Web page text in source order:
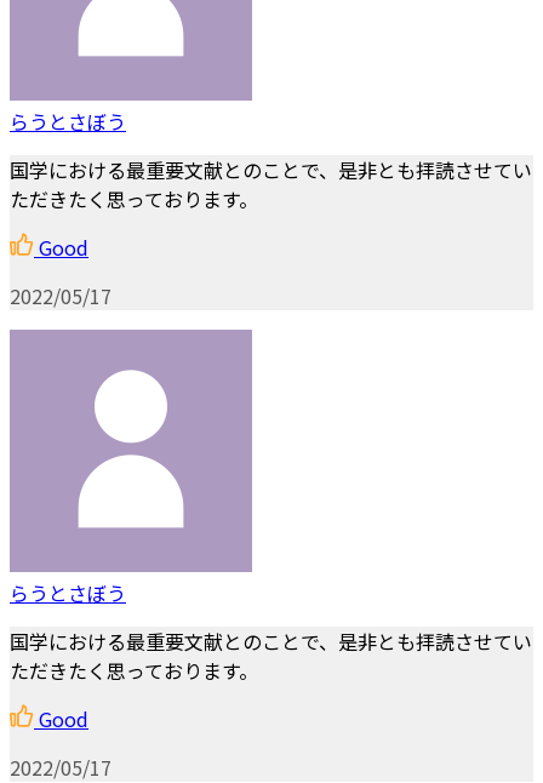
らうとさぼう
国学における最重要文献とのことで、是非とも拝読させてい
ただきたく思っております。
Good
2022/05/17
らうとさぼう
国学における最重要文献とのことで、是非とも拝読させてい
ただきたく思っております。
Good
2022/05/17